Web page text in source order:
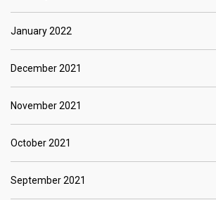
January 2022
December 2021
November 2021
October 2021
September 2021